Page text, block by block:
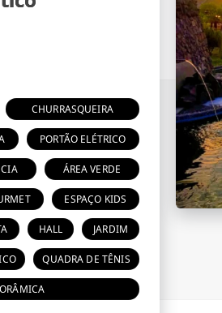
CHURRASQUEIRA
PORTÃO ELÉTRICO
ÁREA VERDE
ESPAÇO KIDS
HALL JARDIM
QUADRA DE TÊNIS